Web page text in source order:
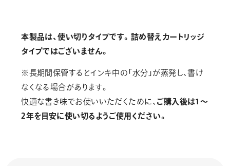
本製品は、使い切りタイプです。詰め替えカートリッジ
タイプではございません。
※長期間保管するとインキ中の「水分」が蒸発し、書け
なくなる場合があります。
快適な書き味でお使いいただくために、 ご購入後は1～
2年を目安に使い切るようご使用ください。